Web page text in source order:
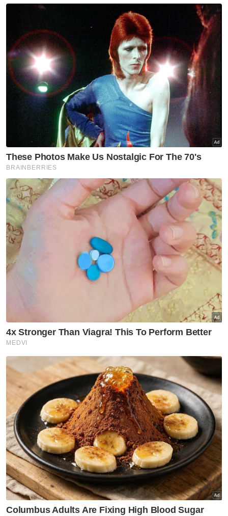
rapi terhadap bekalan serta harga bahan
api,” katanya. - Bernama
Artikel Berkaitan:
Kerajaan kekalkan harga subsidi RON95 RM1.99
seliter
Krisis minyak dunia: Kerajaan kekalkan harga subsidi
RON95 RM1.99 seliter
Isi minyak dalam tong berisiko cetus kebakaran
akibat elektrik statik – Pakcik Shell
Isi RON95 dalam tong: Nelayan ada permit sah, tiada
kesalahan
Harga minyak turun susulan harapan usaha
diplomatik di Asia Barat
Ringkasan AI
Sebanyak 48 stesen minyak di Kelantan
berisiko tinggi berlakunya aktiviti ketirisan
Kementerian Perdagangan Dalam Negeri
dan Kos Sara Hidup Kelantan
meningkatkan kekerapan pemeriksaan
Ops Tiris 2026 menumpukan kepada
perundangan di lokasi awam
Rondaan fokus kepada kenderaan yang
cuba melakukan pengisian berulang
menggunakan tong jerikin
KPDN memastikan pematuhan syarat ke
atas pemegang permit dan pemborong
serta tidak berkompromi terhadap
penyalahgunaan subsidi
Muat turun aplikasi Sinar Harian.Klik di sini!